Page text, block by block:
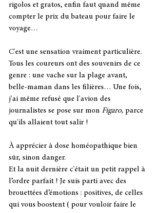
rigolos et gratos, enfin faut quand même
compter le prix du bateau pour faire le
voyage…
C'est une sensation vraiment particulière.
Tous les coureurs ont des souvenirs de ce
genre : une vache sur la plage avant,
belle-maman dans les filières… Une fois,
j'ai même refusé que l'avion des
journalistes se pose sur mon Figaro, parce
qu'ils allaient tout salir !
À apprécier à dose homéopathique bien
sûr, sinon danger.
Et la nuit dernière c'était un petit rappel à
l’ordre parfait ! Je suis parti avec des
brouettées d’émotions : positives, de celles
qui vous boostent ( pour vouloir faire le